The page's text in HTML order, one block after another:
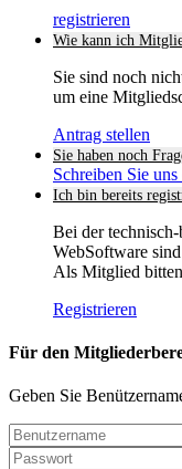
registrieren
Wie kann ich
Sie sind noch
um eine
Antrag stellen
Sie haben noch
Schreiben Sie
Ich bin bereits
Bei der
WebSoftware
Als Mitglied
Registrieren
Für den
Geben Sie